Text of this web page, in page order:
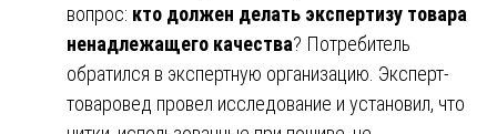
вопрос: кто должен делать экспертизу товара
ненадлежащего качества? Потребитель
обратился в экспертную организацию. Эксперт-
товаровед провел исследование и установил, что